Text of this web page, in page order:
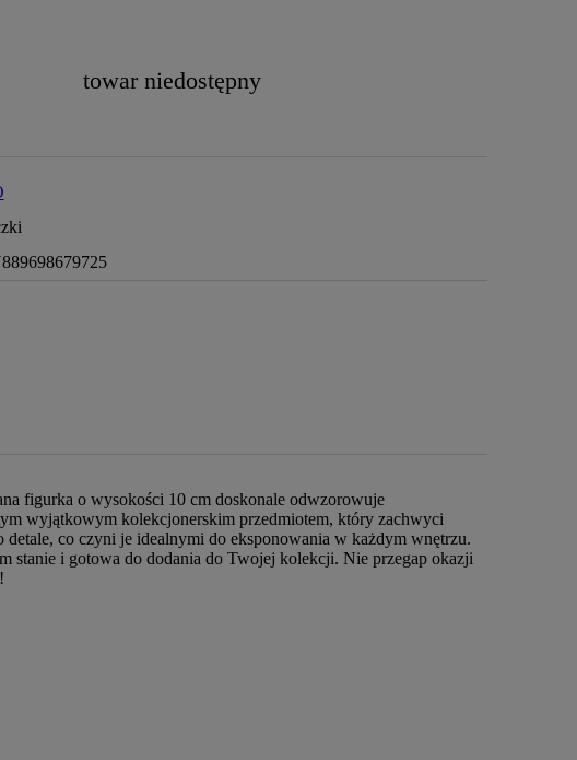
towar niedostępny
figurka o wysokości 10 cm doskonale odwzorowuje
wyjątkowym kolekcjonerskim przedmiotem, który zachwyci
co czyni je idealnymi do eksponowania w każdym wnętrzu.
stanie i gotowa do dodania do Twojej kolekcji. Nie przegap okazji